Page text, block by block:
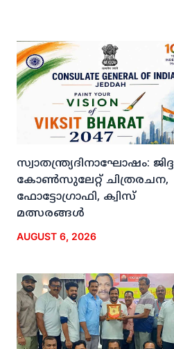
സ്വാതന്ത്ര്യദിനാഘോഷം: ജിദ്ദ
കോണ്‍സുലേറ്റ് ചിത്രരചന,
ഫോട്ടോഗ്രാഫി, ക്വിസ്
മത്സരങ്ങള്‍
AUGUST 6, 2026